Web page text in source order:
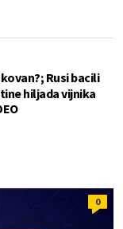
Rusi bacili
hiljada vijnika
0